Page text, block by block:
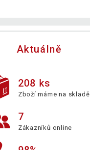
Aktuálně
208 ks
Zboží máme na skladě
7
Zákazníků online